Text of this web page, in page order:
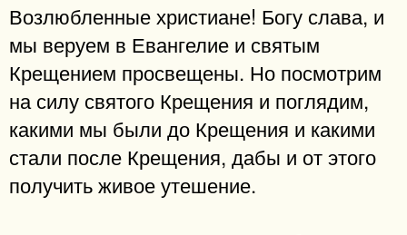
Возлюбленные христиане! Богу слава, и
мы веруем в Евангелие и святым
Крещением просвещены. Но посмотрим
на силу святого Крещения и поглядим,
какими мы были до Крещения и какими
стали после Крещения, дабы и от этого
получить живое утешение.